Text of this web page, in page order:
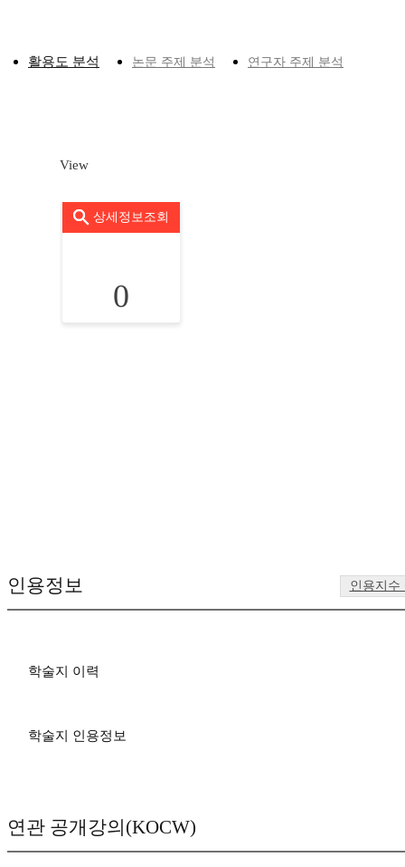
활용도 분석 논문 주제 분석 연구자 주제 분석
View
상세정보조회
0
인용정보 인용지수
학술지 이력
학술지 인용정보
연관 공개강의(KOCW)